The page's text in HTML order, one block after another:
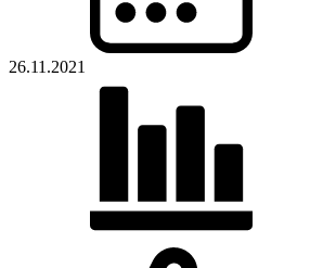
26.11.2021